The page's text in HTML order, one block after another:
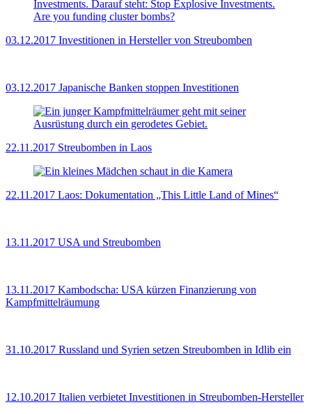
03.12.2017 Investitionen in Hersteller von Streubomben
03.12.2017 Japanische Banken stoppen Investitionen
22.11.2017 Streubomben in Laos
22.11.2017 Laos: Dokumentation „This Little Land of Mines“
13.11.2017 USA und Streubomben
13.11.2017 Kambodscha: USA kürzen Finanzierung von
Kampfmittelräumung
31.10.2017 Russland und Syrien setzen Streubomben in Idlib ein
12.10.2017 Italien verbietet Investitionen in Streubomben-Hersteller